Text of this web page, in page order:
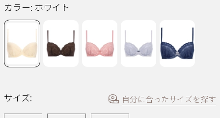
カラー: ホワイト
サイズ: 自分に合ったサイズを探す